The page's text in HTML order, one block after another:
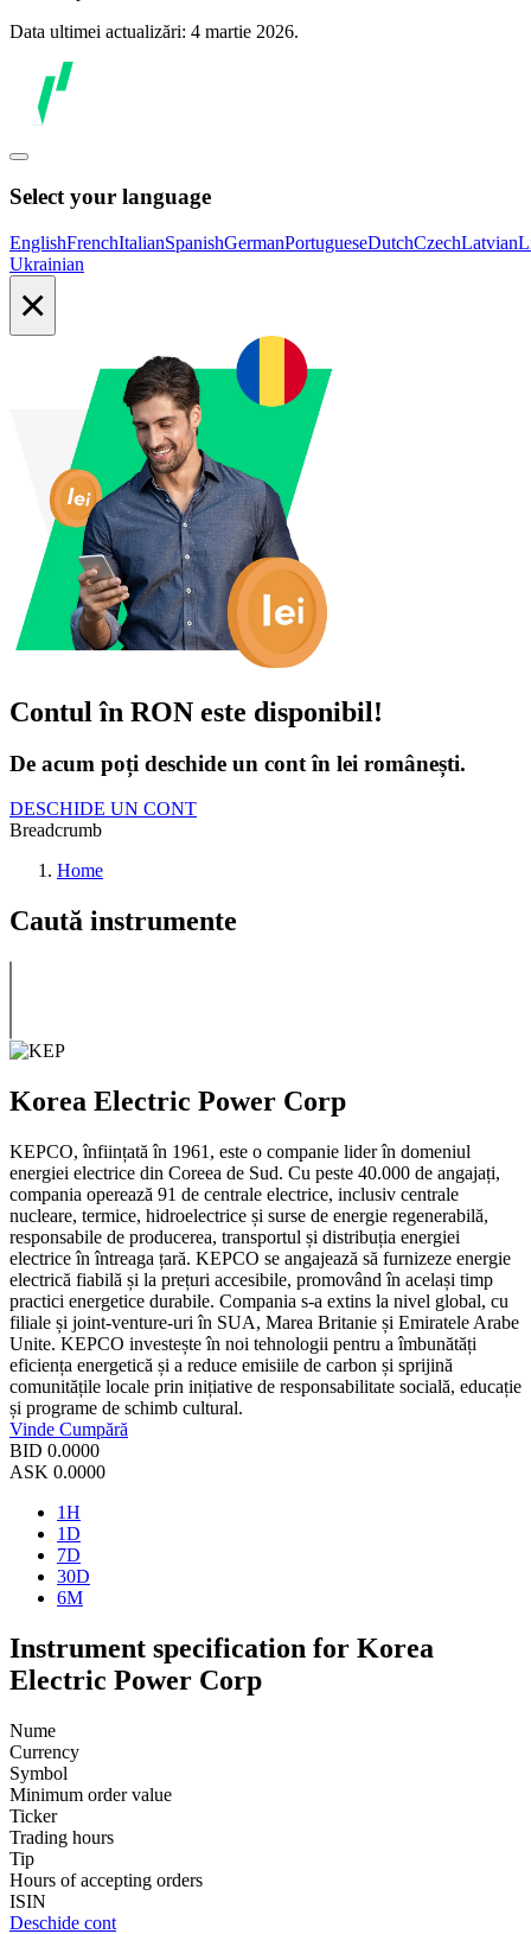
Data ultimei actualizări: 4 martie 2026.
Select your language
EnglishFrenchItalianSpanishGermanPortugueseDutchCzechLatvian
Ukrainian
×
Contul în RON este disponibil!
De acum poți deschide un cont în lei românești.
DESCHIDE UN CONT
Breadcrumb
Home
Caută instrumente
Korea Electric Power Corp
KEPCO, înființată în 1961, este o companie lider în domeniul
energiei electrice din Coreea de Sud. Cu peste 40.000 de angajați,
compania operează 91 de centrale electrice, inclusiv centrale
nucleare, termice, hidroelectrice și surse de energie regenerabilă,
responsabile de producerea, transportul și distribuția energiei
electrice în întreaga țară. KEPCO se angajează să furnizeze energie
electrică fiabilă și la prețuri accesibile, promovând în același timp
practici energetice durabile. Compania s-a extins la nivel global, cu
filiale și joint-venture-uri în SUA, Marea Britanie și Emiratele Arabe
Unite. KEPCO investește în noi tehnologii pentru a îmbunătăți
eficiența energetică și a reduce emisiile de carbon și sprijină
comunitățile locale prin inițiative de responsabilitate socială, educație
și programe de schimb cultural.
Vinde Cumpără
BID 0.0000
ASK 0.0000
1H
1D
7D
30D
6M
Instrument specification for Korea
Electric Power Corp
Nume
Currency
Symbol
Minimum order value
Ticker
Trading hours
Tip
Hours of accepting orders
ISIN
Deschide cont